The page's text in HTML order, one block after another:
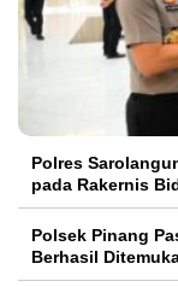
Polres
pada Rakernis
Polsek Pinang
Berhasil